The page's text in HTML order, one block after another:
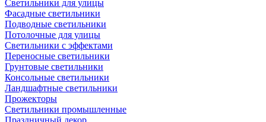
Светильники для улицы
Фасадные светильники
Подводные светильники
Потолочные для улицы
Светильники с эффектами
Переносные светильники
Грунтовые светильники
Консольные светильники
Ландшафтные светильники
Прожекторы
Светильники промышленные
Праздничный декор